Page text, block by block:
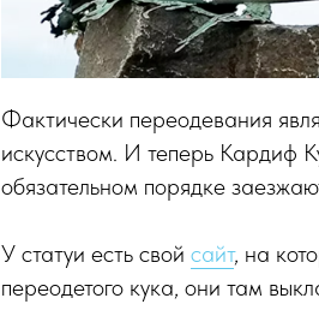
Фактически переодевания
искусством. И теперь Кардиф
обязательном порядке
У статуи есть свой сайт, на
переодетого кука, они там